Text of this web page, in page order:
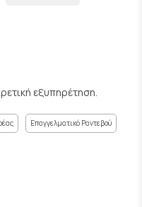
εξυπηρέτηση.
Επαγγελματικό Ραντεβού